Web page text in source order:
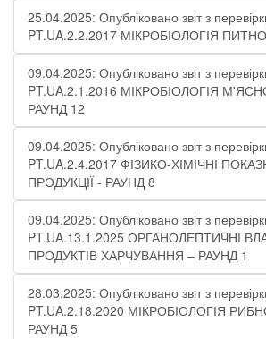
25.04.2025: Опубліковано звіт з
PT.UA.2.2.2017 МІКРОБІОЛОГІЯ
09.04.2025: Опубліковано звіт з
PT.UA.2.1.2016 МІКРОБІОЛОГІЯ
РАУНД 12
09.04.2025: Опубліковано звіт з
PT.UA.2.4.2017 ФІЗИКО-ХІМІЧНІ
ПРОДУКЦІЇ​ - РАУНД 8
09.04.2025: Опубліковано звіт з
PT.UA.13.1.2025 ОРГАНОЛЕПТИЧНІ
ПРОДУКТІВ ХАРЧУВАННЯ – РАУНД 1
28.03.2025: Опубліковано звіт з
PT.UA.2.18.2020 МІКРОБІОЛОГІЯ
РАУНД 5